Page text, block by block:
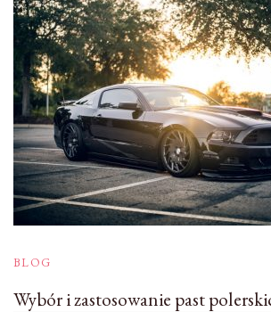
BLOG
Wybór i zastosowanie past